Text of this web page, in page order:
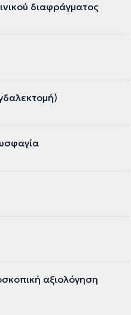
διαφράγματος
αξιολόγηση